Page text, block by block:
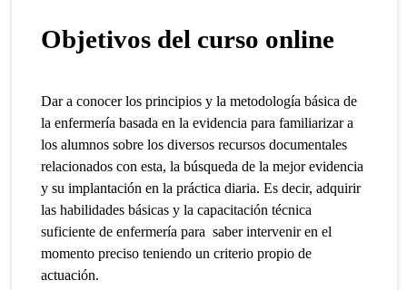
Objetivos del curso online
Dar a conocer los principios y la metodología básica de
la enfermería basada en la evidencia para familiarizar a
los alumnos sobre los diversos recursos documentales
relacionados con esta, la búsqueda de la mejor evidencia
y su implantación en la práctica diaria.Es decir, adquirir
las habilidades básicas y la capacitación técnica
suficiente de enfermería para saber intervenir en el
momento preciso teniendo un criterio propio de
actuación.